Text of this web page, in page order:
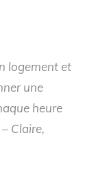
logement et
une
heure
Claire,